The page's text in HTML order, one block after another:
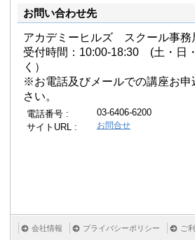
お問い合わせ先
アカデミーヒルズ スクール事務
受付時間：10:00-18:30 (土・日
く
※お電話及びメールでの講座お
さい。
電話番号 :
03-6406-6200
サイトURL :
お問合せ
会社情報 プライバシーポリシー ご